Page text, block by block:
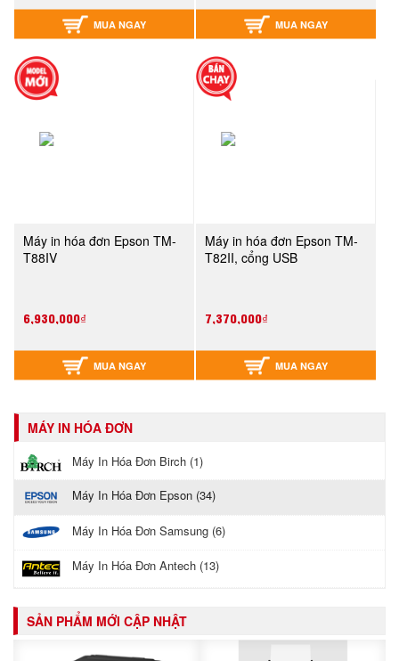
MUA NGAY MUA NGAY
Máy in hóa đơn Epson TM-
T88IV
6,930,000₫
MUA NGAY
Máy in hóa đơn Epson TM-
T82II, cổng USB
7,370,000₫
MUA NGAY
MÁY IN HÓA ĐƠN
Máy In Hóa Đơn Birch (1)
Máy In Hóa Đơn Epson (34)
Máy In Hóa Đơn Samsung (6)
Máy In Hóa Đơn Antech (13)
SẢN PHẨM MỚI CẬP NHẬT